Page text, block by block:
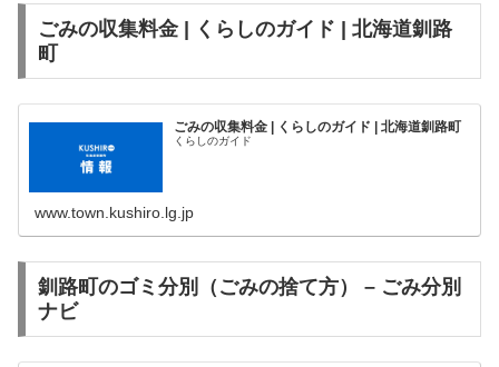
ごみの収集料金 | くらしのガイド | 北海道釧路
町
ごみの収集料金 | くらしのガイド | 北海道釧路町
くらしのガイド
www.town.kushiro.lg.jp
釧路町のゴミ分別（ごみの捨て方） – ごみ分別
ナビ